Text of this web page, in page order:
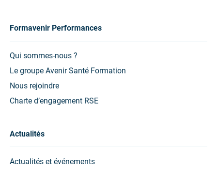
Formavenir Performances
Qui sommes-nous ?
Le groupe Avenir Santé Formation
Nous rejoindre
Charte d’engagement RSE
Actualités
Actualités et événements